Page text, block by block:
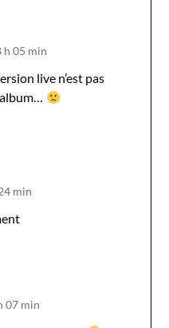
h 05 min
live n’est pas
min
07 min